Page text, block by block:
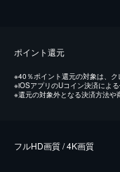
ポイント還元
※40％ポイント還元の対象は、ク
※iOSアプリのUコイン決済によ
※還元の対象外となる決済方法や
フルHD画質 / 4K画質